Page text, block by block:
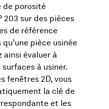
de porosité
203 sur des pièces
de référence
pièce usinée
ainsi évaluer à
surfaces à usiner.
fenêtres 2D, vous
la clé de
et les